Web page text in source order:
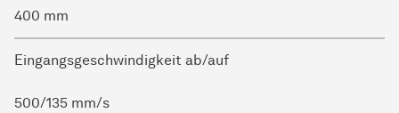
400 mm
Eingangsgeschwindigkeit ab/auf
500/135 mm/s